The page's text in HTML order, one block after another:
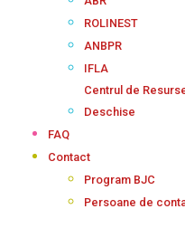
ROLINEST
ANBPR
IFLA
Centrul de
Deschise
FAQ
Contact
Program BJC
Persoane de